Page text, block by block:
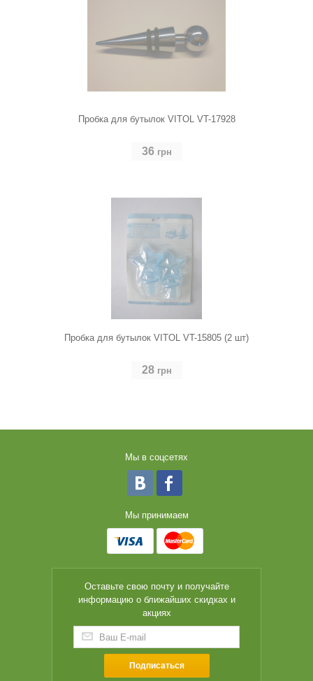
Пробка для бутылок VITOL VT-17928
36 грн
Пробка для бутылок VITOL VT-15805 (2 шт)
28 грн
Мы в соцсетях
Мы принимаем
Оставьте свою почту и получайте
информацию о ближайших скидках и
акциях
Подписаться